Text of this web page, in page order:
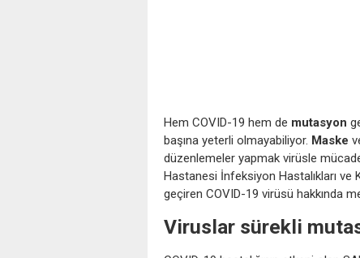
Hem COVID-19 hem de mutasyon
başına yeterli olmayabiliyor. Maske
düzenlemeler yapmak virüsle
Hastanesi İnfeksiyon Hastalıkları ve
geçiren COVID-19 virüsü hakkında
Viruslar sürekli